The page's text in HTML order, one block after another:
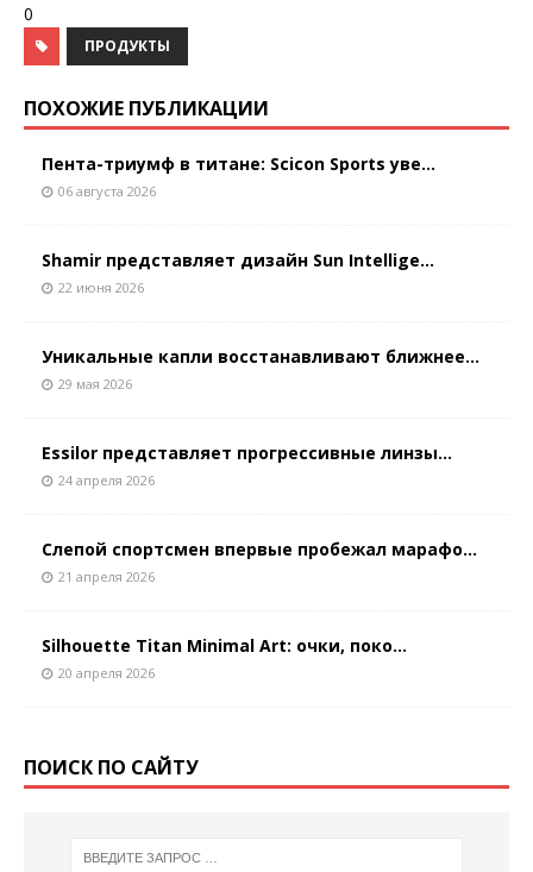
0
ПРОДУКТЫ
ПОХОЖИЕ ПУБЛИКАЦИИ
Пента-триумф в титане: Scicon Sports уве...
06 августа 2026
Shamir представляет дизайн Sun Intellige...
22 июня 2026
Уникальные капли восстанавливают ближнее...
29 мая 2026
Essilor представляет прогрессивные линзы...
24 апреля 2026
Слепой спортсмен впервые пробежал марафо...
21 апреля 2026
Silhouette Titan Minimal Art: очки, поко...
20 апреля 2026
ПОИСК ПО САЙТУ